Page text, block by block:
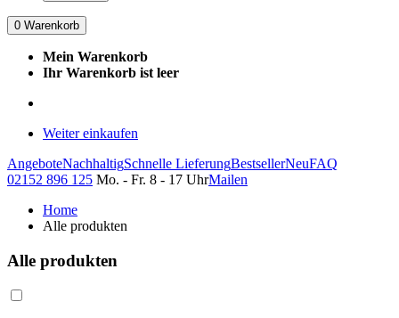
0 Warenkorb
Mein Warenkorb
Ihr Warenkorb ist leer
Weiter einkaufen
AngeboteNachhaltigSchnelle LieferungBestsellerNeuFAQ
02152 896 125 Mo. - Fr. 8 - 17 UhrMailen
Home
Alle produkten
Alle produkten